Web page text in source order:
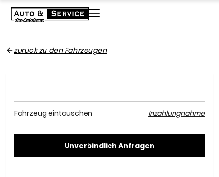
zurück zu den Fahrzeugen
Fahrzeug eintauschen Inzahlungnahme
Unverbindlich Anfragen